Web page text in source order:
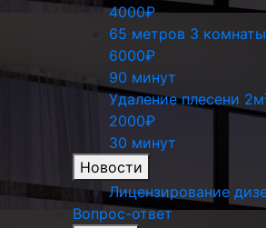
4000₽
65 метров 3
6000₽
90 минут
Удаление плесени
2000₽
30 минут
Новости
Лицензирование
Вопрос-ответ